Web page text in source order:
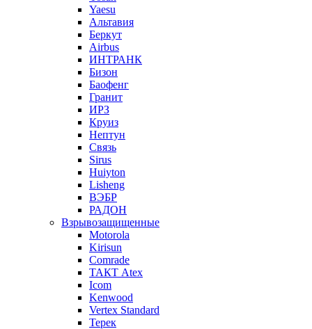
Yaesu
Альтавия
Беркут
Airbus
ИНТРАНК
Бизон
Баофенг
Гранит
ИРЗ
Круиз
Нептун
Связь
Sirus
Huiyton
Lisheng
ВЭБР
РАДОН
Взрывозащищенные
Motorola
Kirisun
Comrade
ТАКТ Atex
Icom
Kenwood
Vertex Standard
Терек